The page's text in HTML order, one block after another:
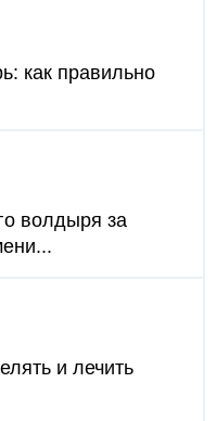
как правильно
волдыря за
и лечить